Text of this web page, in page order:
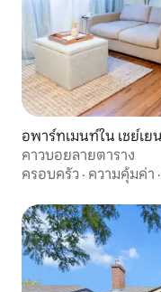
อพาร์ทเมนท์ใน เชย์เยน
คาวบอยลายตาราง
ครอบครัว · ความคุ้มค่า ·